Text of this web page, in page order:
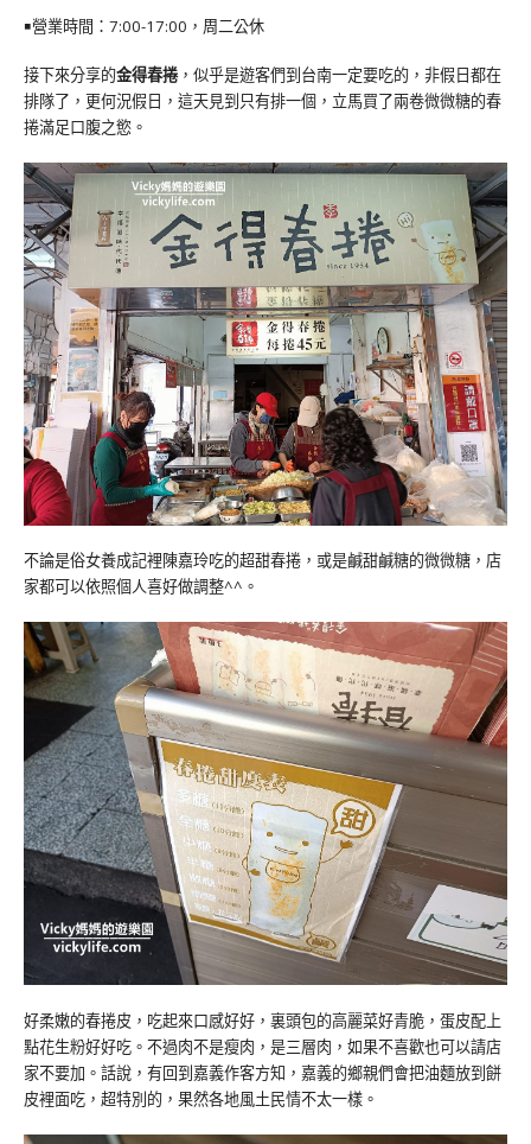
￭營業時間：7:00-17:00，周二公休
接下來分享的金得春捲，似乎是遊客們到台南一定要吃的，非假日都在
排隊了，更何況假日，這天見到只有排一個，立馬買了兩卷微微糖的春
捲滿足口腹之慾。
不論是俗女養成記裡陳嘉玲吃的超甜春捲，或是鹹甜鹹糖的微微糖，店
家都可以依照個人喜好做調整^^。
好柔嫩的春捲皮，吃起來口感好好，裏頭包的高麗菜好青脆，蛋皮配上
點花生粉好好吃。不過肉不是瘦肉，是三層肉，如果不喜歡也可以請店
家不要加。話說，有回到嘉義作客方知，嘉義的鄉親們會把油麵放到餅
皮裡面吃，超特別的，果然各地風土民情不太一樣。